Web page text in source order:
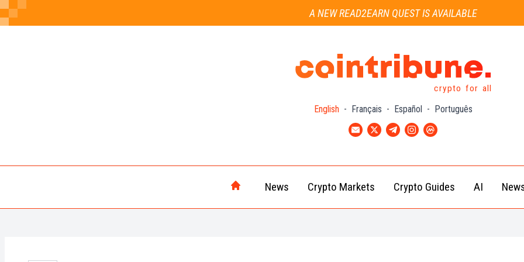
A NEW READ2EARN QUEST IS AVAILABLE
crypto for all
English - Français - Español - Português
News
Crypto
News
Crypto Markets
Bitcoin
(BTC)
Crypto Guides
to
AI